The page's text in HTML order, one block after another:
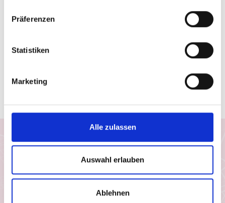
Präferenzen
Statistiken
Marketing
Alle zulassen
Auswahl erlauben
Ablehnen
Wir verschaffen Ihnen meist ohne lange Wartezeiten
eine optimale Sicht, wir messen Ihre Sehstärke und
individuell auf Ihre Sehaufgaben zugeschnittene Brille
an. Als Gesundheitsberuf hat sich die Augenoptik –
computergesteuerter Technik – einen großen Teil
Einwilligung Google Maps
stimme zu, dass Daten von Google geladen
werden. Wir nutzen den Drittanbieter, um
geografische Informationen in Form von